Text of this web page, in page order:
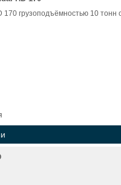
грузоподъёмностью 10 тонн